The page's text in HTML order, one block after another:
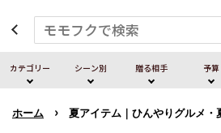
カテゴリー シーン別 贈る相⼿ 予算
ホーム › 夏アイテム｜ひんやりグルメ